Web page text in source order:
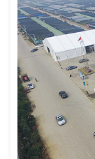
visitantes.